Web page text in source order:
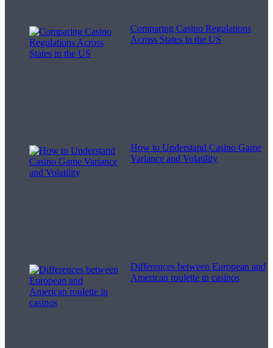
Comparing Casino Regulations
Across States in the US
How to Understand Casino Game
Variance and Volatility
Differences between European and
American roulette in casinos